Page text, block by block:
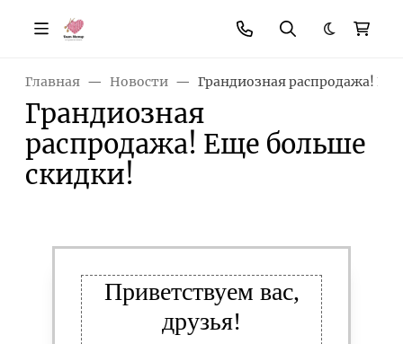
Темная
Главная Новости Грандиозная распродажа!
Грандиозная
распродажа! Еще больше
скидки!
Приветствуем вас,
друзья!